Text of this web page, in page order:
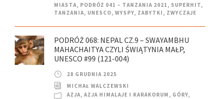
MIASTA, PODRÓŻ 041 – TANZANIA 2021 , SUPERHIT,
TANZANIA, UNESCO, WYSPY, ZABYTKI , ZWYCZAJE
PODRÓŻ 068: NEPAL CZ.9 – SWAYAMBHU
MAHACHAITYA CZYLI ŚWIĄTYNIA MAŁP,
UNESCO #99 (121-004)
28 GRUDNIA 2025
MICHAŁ WALCZEWSKI
AZJA, AZJA HIMALAJE I KARAKORUM , GÓRY,